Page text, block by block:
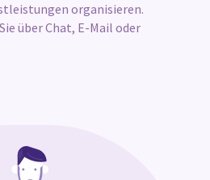
organisieren.
über Chat, E-Mail oder